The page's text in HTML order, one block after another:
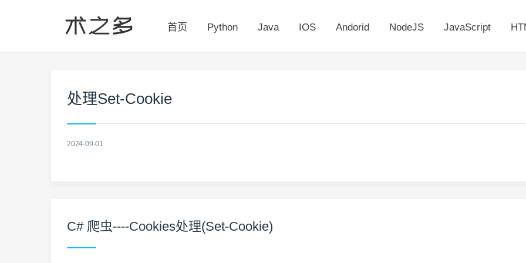
首页 Python Java IOS Andorid NodeJS JavaScript
处理Set-Cookie
2024-09-01
C# 爬虫----Cookies处理(Set-Cookie)